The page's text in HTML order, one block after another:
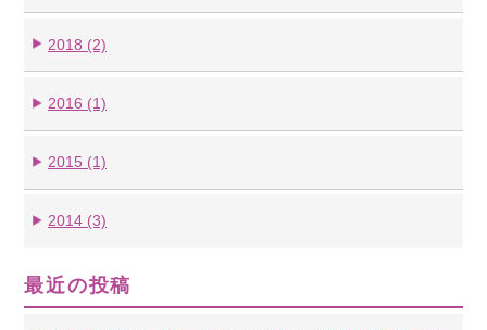
2018 (2)
2016 (1)
2015 (1)
2014 (3)
最近の投稿